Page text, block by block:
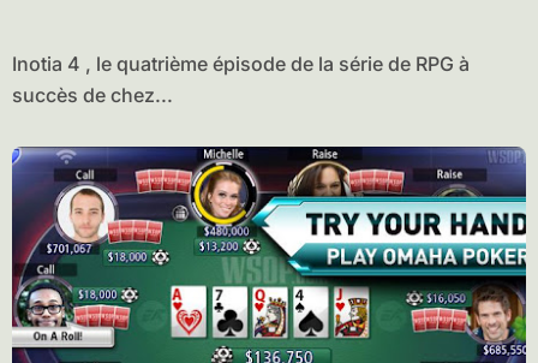
Inotia 4 , le quatrième épisode de la série de RPG à
succès de chez...